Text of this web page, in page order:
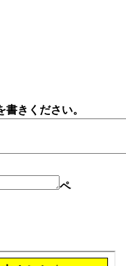
きください。
ペ